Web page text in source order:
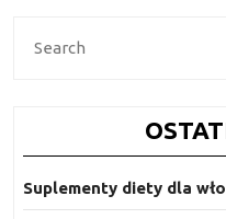
Search
Suplementy diety dla